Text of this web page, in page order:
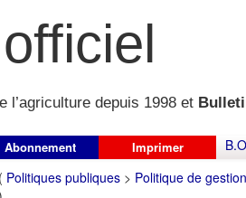
l’agriculture depuis 1998 et
Abonnement Imprimer
( Politiques publiques > Politique de